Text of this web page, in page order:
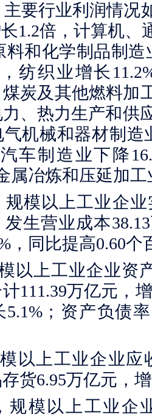
要行业利润情况
1.2倍，计算机
料和化学制品制
纺织业增长
煤炭及其他燃料加
、热力生产和供
气机械和器材制
车制造业下降
属冶炼和压延加工
模以上工业企业
发生营业成本
，同比提高0.60个
以上工业企业资
111.39万亿元，
；资产负债
以上工业企业应
货6.95万亿元，
规模以上工业企